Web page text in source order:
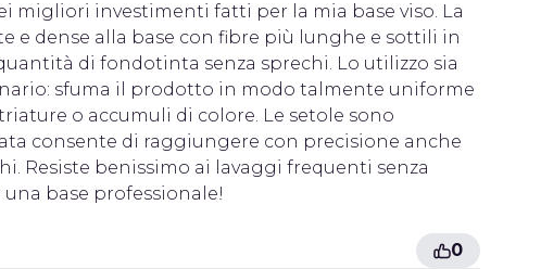
migliori investimenti fatti per la mia base viso. La
e dense alla base con fibre più lunghe e sottili in
di fondotinta senza sprechi. Lo utilizzo sia
sfuma il prodotto in modo talmente uniforme
o accumuli di colore. Le setole sono
consente di raggiungere con precisione anche
Resiste benissimo ai lavaggi frequenti senza
base professionale!
0